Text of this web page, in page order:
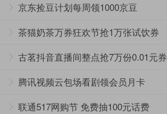
京东捡豆计划每周领1000京豆
茶猫奶茶万券狂欢节抢1万张试饮券
古茗抖音直播间整点抢7万份0.01元券
腾讯视频云包场看剧领会员月卡
联通517网购节 免费抽100元话费